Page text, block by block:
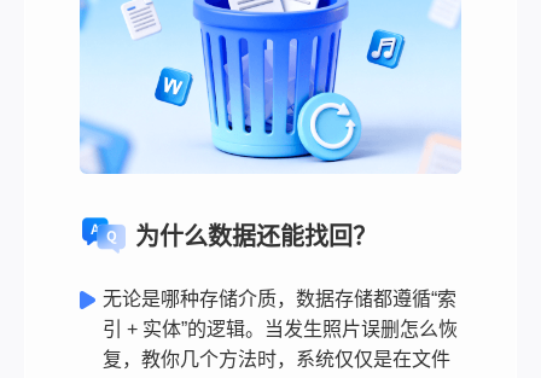
为什么数据还能找回？
无论是哪种存储介质，数据存储都遵循“索
引 + 实体”的逻辑。当发生照片误删怎么恢
复，教你几个方法时，系统仅仅是在文件